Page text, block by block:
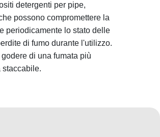
detergenti per pipe,
possono compromettere la
periodicamente lo stato delle
di fumo durante l'utilizzo.
di una fumata più
staccabile.